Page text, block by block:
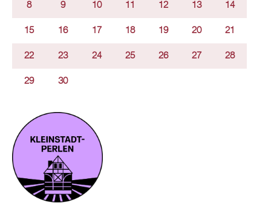
8 9 10 11 12 13 14
15 16 17 18 19 20 21
22 23 24 25 26 27 28
29 30